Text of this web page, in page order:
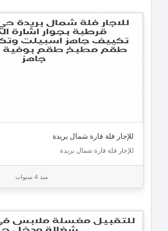
للإجار فلة فارة شمال بريدة
للإجار فلة فارة شمال بريدة
منذ 4 سنوات